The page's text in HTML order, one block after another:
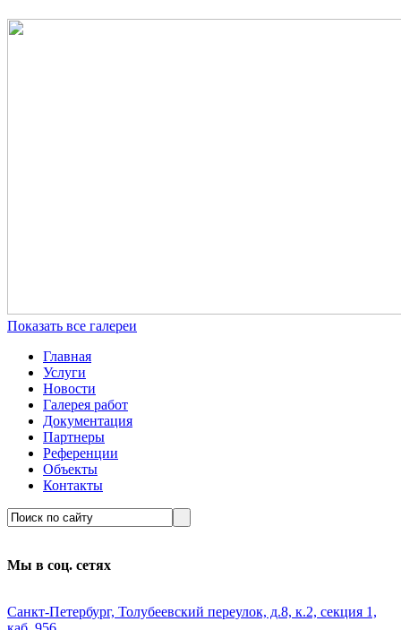
Показать все галереи
Главная
Услуги
Новости
Галерея работ
Документация
Партнеры
Референции
Объекты
Контакты
Мы в соц. сетях
Санкт-Петербург, Толубеевский переулок, д.8, к.2, секция 1,